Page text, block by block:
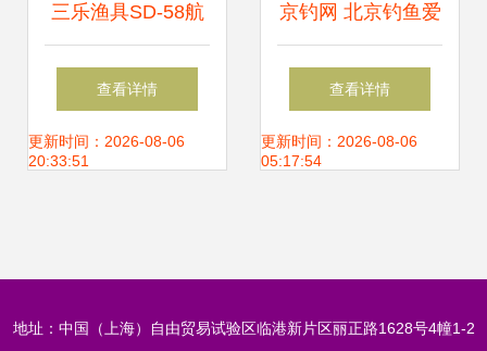
三乐渔具SD-58航
空铝合金肚顶海钓
产品 厂家直销价格
查看详情
更新时间：2026-08-06
20:33:51
京钓网 北京钓鱼爱
好者的线上家园与
一站式服务平台
查看详情
更新时间：2026-08-06
05:17:54
地址：中国（上海）自由贸易试验区临港新片区丽正路1628号4幢1-2